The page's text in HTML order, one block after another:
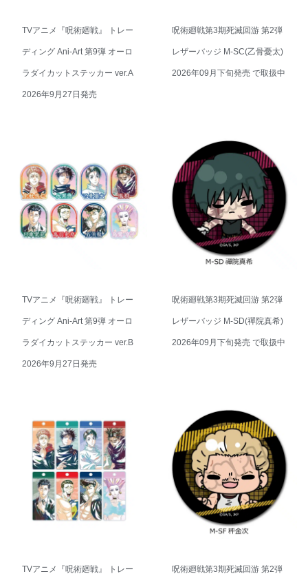
TVアニメ『呪術廻戦』 トレー
ディング Ani-Art 第9弾 オーロ
ラダイカットステッカー ver.A
2026年9月27日発売
呪術廻戦第3期死滅回游 第2弾
レザーバッジ M-SC(乙骨憂太)
2026年09月下旬発売 で取扱中
TVアニメ『呪術廻戦』 トレー
ディング Ani-Art 第9弾 オーロ
ラダイカットステッカー ver.B
2026年9月27日発売
呪術廻戦第3期死滅回游 第2弾
レザーバッジ M-SD(禪院真希)
2026年09月下旬発売 で取扱中
TVアニメ『呪術廻戦』 トレー 呪術廻戦第3期死滅回游 第2弾